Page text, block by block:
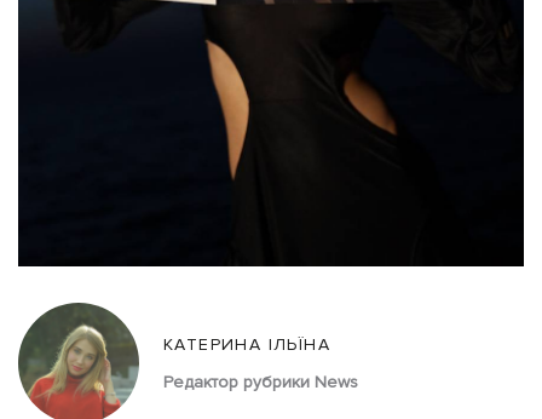
КАТЕРИНА ІЛЬЇНА
Редактор рубрики News